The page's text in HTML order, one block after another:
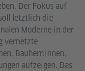
Der Fokus auf
letztlich die
Moderne in der
vernetzte
Bauherr:innen,
aufzeigen. Das